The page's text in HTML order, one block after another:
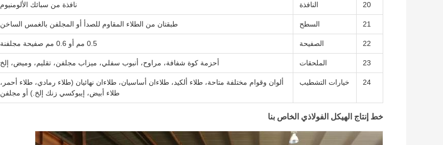
20 النافذة نافذة من سبائك الألومنيوم
21 السطح طبقتان من الطلاء المقاوم للصدأ أو المجلفن بالغمس الساخن
22 الصفيحة 0.5 مم أو 0.6 مم صفيحة مجلفنة
23 الملحقات أحزمة كوة شفافة، مراوح، أنبوب سفلي، ميزاب مجلفن، تقليم، وميض، إلخ
24 خيارات التشطيب
ألوان وقوام مختلفة متاحة، طلاء ألكيد، طلاءان أساسيان، طلاءان نهائيان (طلاء رمادي، طلاء أحمر،
طلاء أبيض، إيبوكسي زنك إلخ.) أو مجلفن
خط إنتاج الهيكل الفولاذي الخاص بنا